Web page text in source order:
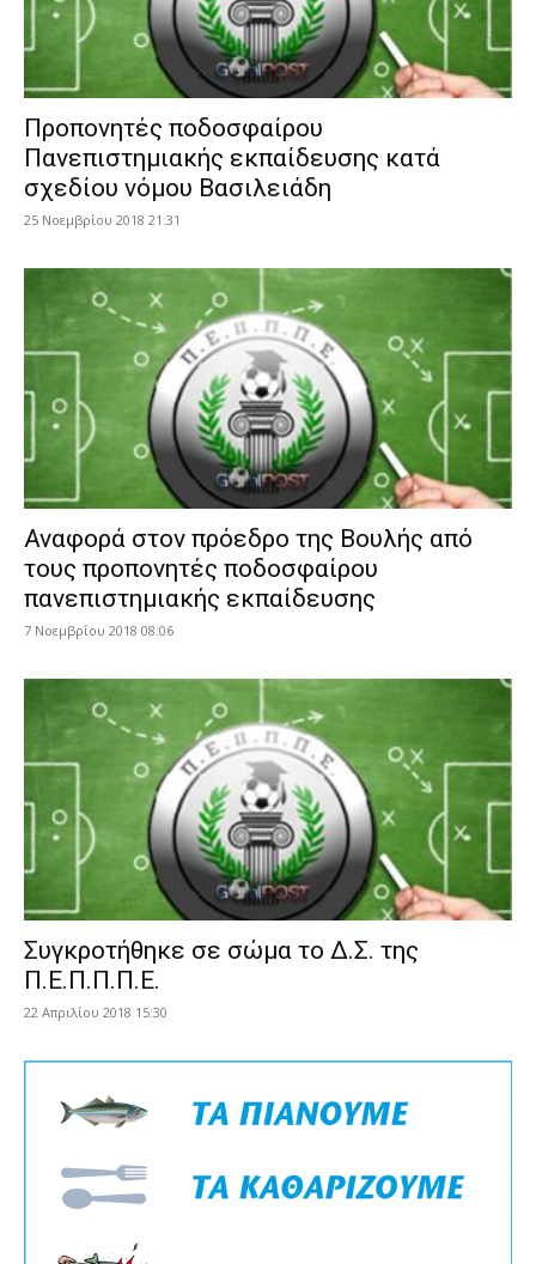
Προπονητές ποδοσφαίρου
Πανεπιστημιακής εκπαίδευσης κατά
σχεδίου νόμου Βασιλειάδη
25 Νοεμβρίου 2018 21:31
Αναφορά στον πρόεδρο της Βουλής από
τους προπονητές ποδοσφαίρου
πανεπιστημιακής εκπαίδευσης
7 Νοεμβρίου 2018 08:06
Συγκροτήθηκε σε σώμα το Δ.Σ. της
Π.Ε.Π.Π.Π.Ε.
22 Απριλίου 2018 15:30